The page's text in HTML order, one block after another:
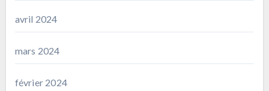
avril 2024
mars 2024
février 2024